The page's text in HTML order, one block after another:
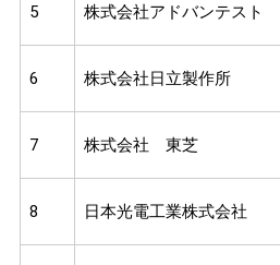
5 株式会社アドバンテスト
6 株式会社日立製作所
7 株式会社 東芝
8 日本光電工業株式会社